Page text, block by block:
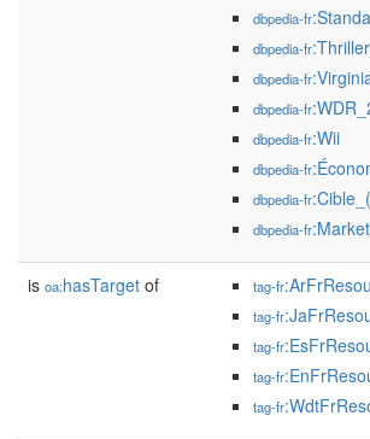
dbpedia-fr
dbpedia-fr
dbpedia-fr
dbpedia-fr
dbpedia-fr:Wii
dbpedia-fr
dbpedia-fr
dbpedia-fr
is oa:hasTarget of tag-fr
tag-fr
tag-fr
tag-fr
tag-fr